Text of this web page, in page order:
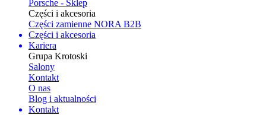
Porsche - Sklep
Części i akcesoria
Części zamienne NORA B2B
Części i akcesoria
Kariera
Grupa Krotoski
Salony
Kontakt
O nas
Blog i aktualności
Kontakt